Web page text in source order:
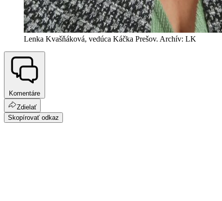
Lenka Kvašňáková, vedúca Káčka Prešov. Archív: LK
Komentáre
Zdielať
Skopírovať odkaz